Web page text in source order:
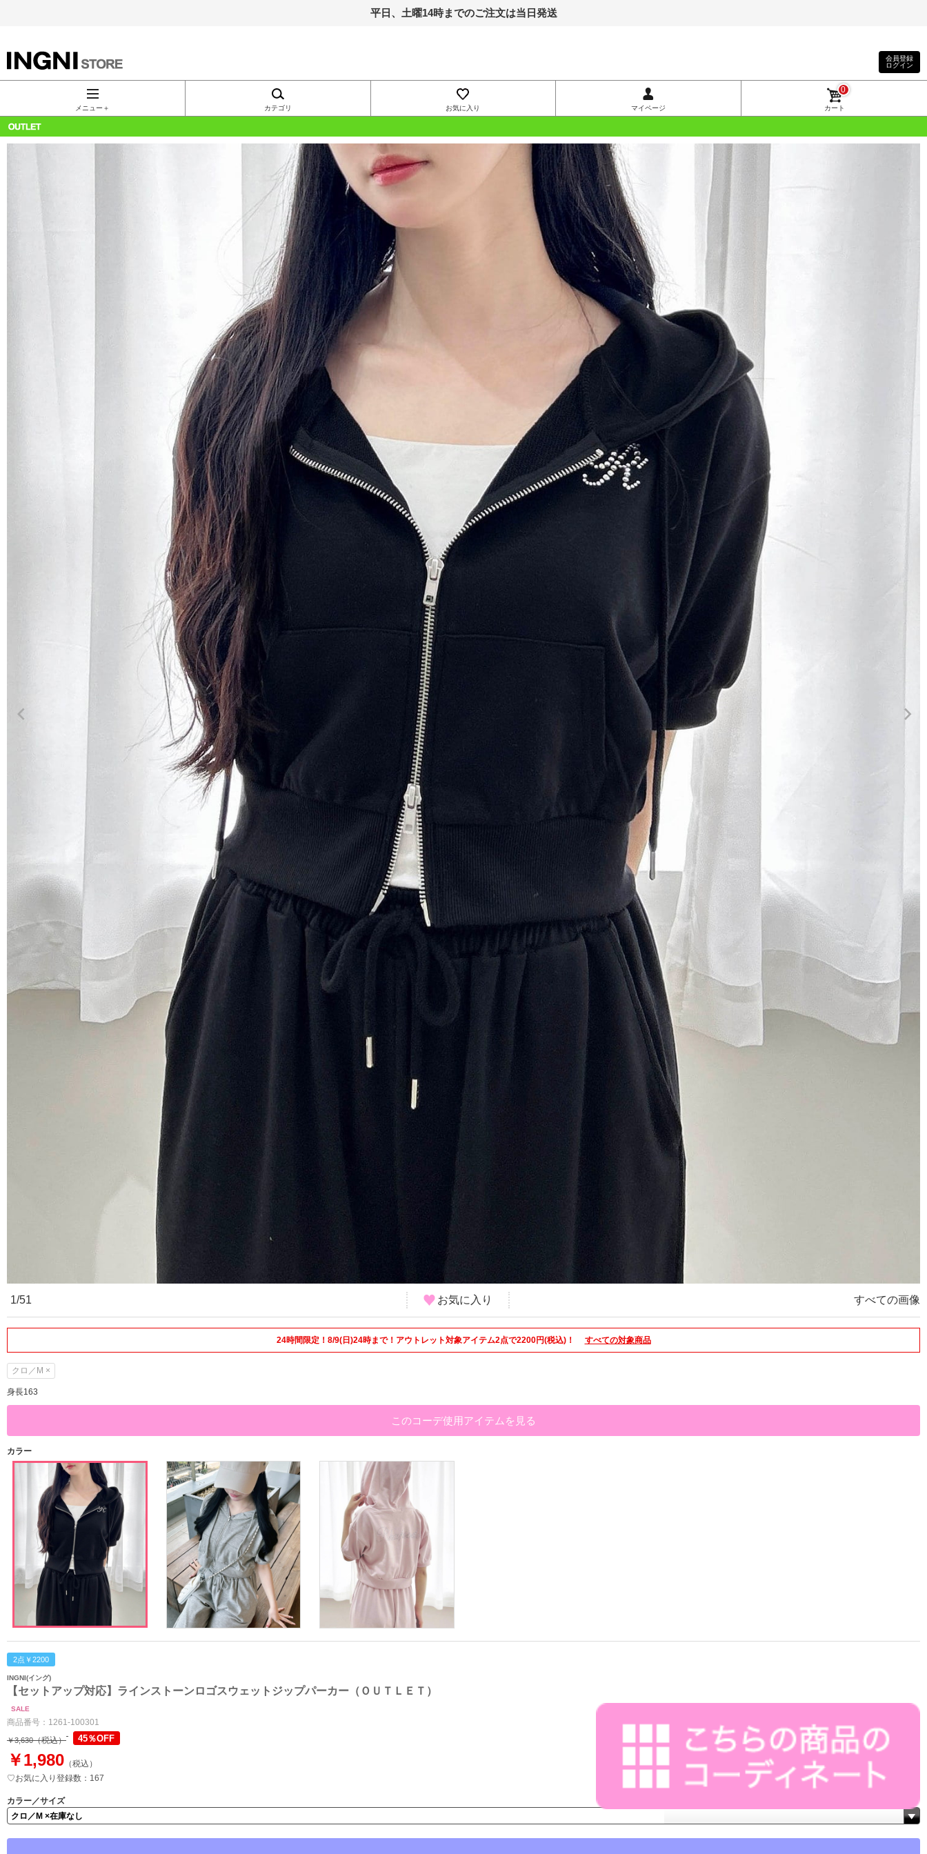
平日、土曜14時までのご注文は当日発送
INGNI（イン
グ）公式通
販｜INGNI
会員登録
ログイン
メニュー＋ カテゴリ お気に入り マイページ カート
0
OUTLET
1/51 お気に入り すべての画像
24時間限定！8/9(日)24時まで！アウトレット対象アイテム2点で2200円(税込)！ すべての対象商品
クロ／M ×
身長163
このコーデ使用アイテムを見る
カラー
2点￥2200
INGNI(イング)
【セットアップ対応】ラインストーンロゴスウェットジップパーカー（ＯＵＴＬＥＴ）
SALE
商品番号： 1261-100301
￥3,630（税込） 45％OFF
￥1,980 （税込）
♡お気に入り登録数：167
カラー／サイズ